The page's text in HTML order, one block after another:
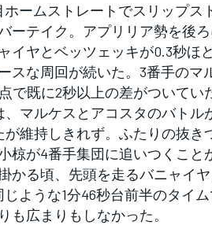
ームストレートでスリップス
ーテイク。アプリリア勢を後
イヤとベッツェッキが0.3秒ほ
スな周回が続いた。3番手のマ
で既に2秒以上の差がついてい
マルケスとアコスタのバトル
が維持しきれず。ふたりの抜
椋が4番手集団に追いつくこと
かる頃、先頭を走るバニャイ
ような1分46秒台前半のタイ
も広まりもしなかった。